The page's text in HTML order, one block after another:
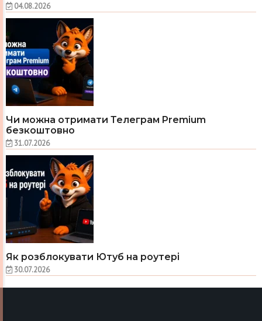
04.08.2026
Чи можна отримати Телеграм Premium
безкоштовно
31.07.2026
Як розблокувати Ютуб на роутері
30.07.2026